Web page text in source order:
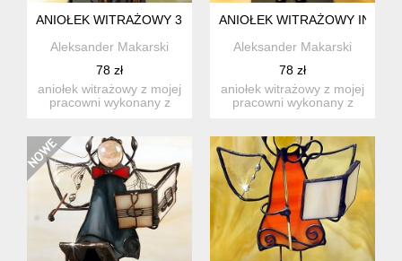
ANIOŁEK WITRAŻOWY 3D GRZYBIARZ
Aleksander Makarski
78 zł
aniołek witrażowy z mojej
pracowni wykonany z
ANIOŁEK WITRAŻOWY
Aleksander Makarski
78 zł
aniołek witrażowy z mojej
pracowni wykonany z